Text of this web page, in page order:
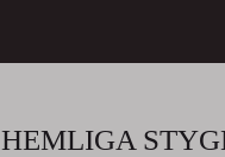
HEMLIGA